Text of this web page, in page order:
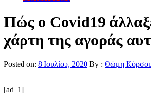
Πώς ο Covid19
χάρτη της αγοράς
Posted on: 8 Ιουλίου, 2020 By : Θώμη
[ad_1]